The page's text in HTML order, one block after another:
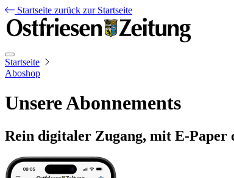
Startseite zurück zur Startseite
Startseite
Aboshop
Unsere Abonnements
Rein digitaler Zugang, mit E-Paper